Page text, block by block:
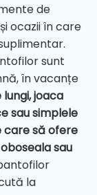
de
ocazii în care
sunt
în vacanțe
joaca
sau simplele
să ofere
sau
la